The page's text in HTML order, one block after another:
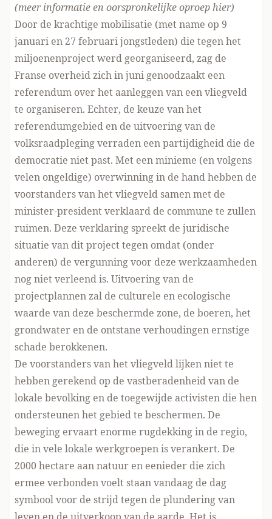
(meer informatie en oorspronkelijke oproephier)
Door de krachtige mobilisatie (met name op 9
januari en 27 februari jongstleden) die tegen het
miljoenenproject werd georganiseerd, zag de
Franse overheid zich in juni genoodzaakt een
referendum over het aanleggen van een vliegveld
te organiseren. Echter, de keuze van het
referendumgebied en de uitvoering van de
volksraadpleging verraden een partijdigheid die de
democratie niet past. Met een minieme (en volgens
velen ongeldige) overwinning in de hand hebben de
voorstanders van het vliegveld samen met de
minister-president verklaard de commune te zullen
ruimen. Deze verklaring spreekt de juridische
situatie van dit project tegen omdat (onder
anderen) de vergunning voor deze werkzaamheden
nog niet verleend is. Uitvoering van de
projectplannen zal de culturele en ecologische
waarde van deze beschermde zone, de boeren, het
grondwater en de ontstane verhoudingen ernstige
schade berokkenen.
De voorstanders van het vliegveld lijken niet te
hebben gerekend op de vastberadenheid van de
lokale bevolking en de toegewijde activisten die hen
ondersteunen het gebied te beschermen. De
beweging ervaart enorme rugdekking in de regio,
die in vele lokale werkgroepen is verankert. De
2000 hectare aan natuur en eenieder die zich
ermee verbonden voelt staan vandaag de dag
symbool voor de strijd tegen de plundering van